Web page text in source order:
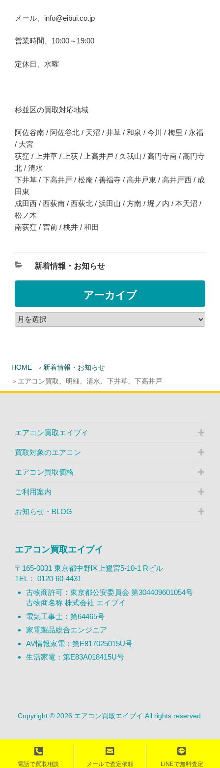
HOME
新着情報・お知らせ
エアコン買取、明細、清水、下井草、下高井戸
メール、info@eibui.co.jp
営業時間、10:00～19:00
定休日、水曜
杉並区の買取対応地域
阿佐谷南 / 阿佐谷北 / 天沼 / 井草 / 和泉 / 今川 / 梅里 / 永福
/ 大宮
荻窪 / 上井草 / 上荻 / 上高井戸 / 久我山 / 高円寺南 / 高円寺
北 / 清水
下井草 / 下高井戸 / 松庵 / 善福寺 / 高井戸東 / 高井戸西 / 成
田東
成田西 / 西荻南 / 西荻北 / 浜田山 / 方南 / 堀ノ内 / 本天沼 /
松ノ木
南荻窪 / 宮前 / 桃井 / 和田
新着情報・お知らせ
アーカイブ
エアコン買取エイブイ
買取対象のエアコン
エアコン買取価格
ご利用案内
お知らせ・BLOG
エアコン買取エイブイ
〒165-0031 東京都中野区上鷺宮5-10-1 Rビル
TEL： 0120-60-4431
古物商許可：東京都公安委員会 第304409601054号
古物商名称 株式会社 エイブイ
電気工事士：第64465号
家電製品総合エンジニア
AV情報家電：第E817025015U号
生活家電：第E83A018415U号
Copyright © 2026 エアコン買取エイブイ All rights reserved.
電話で買取相談 メールで査定依頼 LINEで無料査定